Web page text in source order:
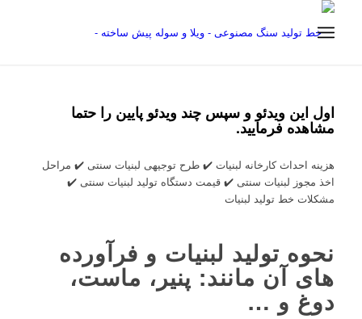
اول این ویدئو و سپس چند ویدئو پایین را حتما
مشاهده فرمایید.
هزینه احداث کارخانه لبنیات ✔️ طرح توجیهی لبنیات سنتی ✔️ مراحل
اخذ مجوز لبنیات سنتی ✔️ قیمت دستگاه تولید لبنیات سنتی ✔️
مشکلات خط تولید لبنیات
نحوه تولید لبنیات و فرآورده
های آن مانند: پنیر، ماست،
دوغ و …